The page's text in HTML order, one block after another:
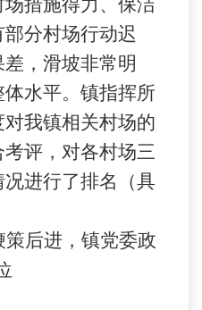
措施得力、保洁
分村场行动迟
，滑坡非常明
水平。镇指挥所
我镇相关村场的
评，对各村场三
进行了排名（具
后进，镇党委政